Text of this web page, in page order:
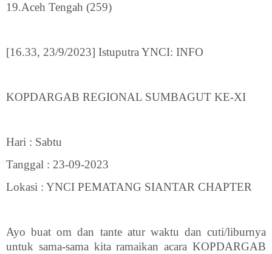
19.Aceh Tengah (259)
[16.33, 23/9/2023] Istuputra YNCI: INFO
KOPDARGAB REGIONAL SUMBAGUT KE-XI
Hari : Sabtu
Tanggal : 23-09-2023
Lokasi : YNCI PEMATANG SIANTAR CHAPTER
Ayo buat om dan tante atur waktu dan cuti/liburnya
untuk sama-sama kita ramaikan acara KOPDARGAB